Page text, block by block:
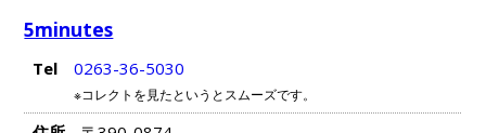
5minutes
Tel 0263-36-5030
※コレクトを見たというとスムーズです。